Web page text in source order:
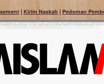
| Kirim Naskah | Pedoman